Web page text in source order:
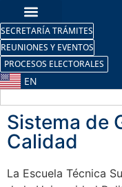
SECRETARÍA TRÁMITES
REUNIONES Y EVENTOS
PROCESOS ELECTORALES
EN
Sistema de
Calidad
La Escuela Técnica